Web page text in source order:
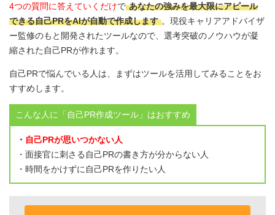
4つの質問に答えていくだけで あなたの強みを最大限にアピール
できる自己PRをAIが自動で作成します 。現役キャリアアドバイザ
ー監修のもと開発されたツールなので、選考突破のノウハウが凝
縮された自己PRが作れます。
自己PRで悩んでいる人は、まずはツールを活用してみることをお
すすめします。
こんな人に「自己PR作成ツール」はおすすめ
・ 自己PRが思いつかない人
・面接官に刺さる自己PRの書き方が分からない人
・時間をかけずに自己PRを作りたい人